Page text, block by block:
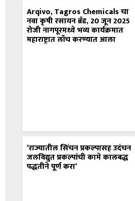
Arqivo, Tagros Chemicals चा
नवा कृषी रसायन ब्रँड, 20 जून 2025
रोजी नागपूरमध्ये भव्य कार्यक्रमात
महाराष्ट्रात लाँच करण्यात आला
‘राज्यातील सिंचन प्रकल्पासह उदंचन
जलविद्युत प्रकल्पांची कामे कालबद्ध
पद्धतीने पूर्ण करा’